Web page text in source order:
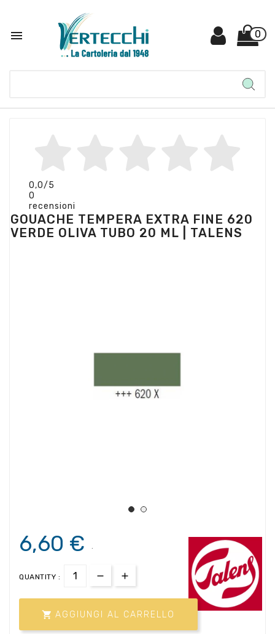
 0
0,0/5
0
recensioni
GOUACHE TEMPERA EXTRA FINE 620
VERDE OLIVA TUBO 20 ML | TALENS
6,60 € .
QUANTITY :
 AGGIUNGI AL CARRELLO